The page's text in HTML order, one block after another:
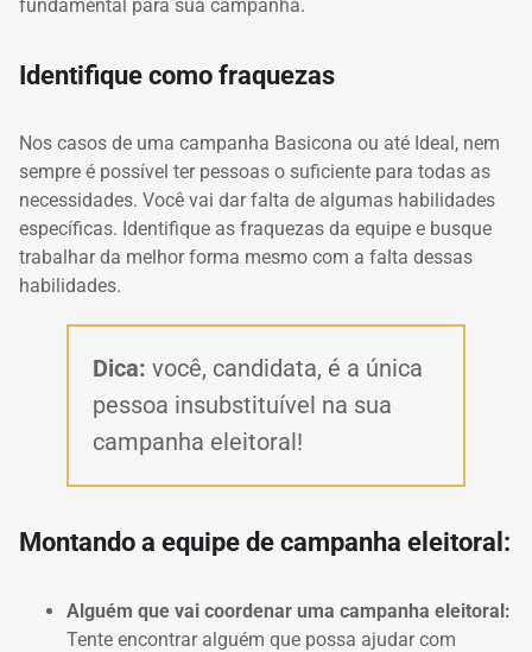
fundamental para sua campanha.
Identifique como fraquezas
Nos casos de uma campanha Basicona ou até Ideal, nem
sempre é possível ter pessoas o suficiente para todas as
necessidades. Você vai dar falta de algumas habilidades
específicas. Identifique as fraquezas da equipe e busque
trabalhar da melhor forma mesmo com a falta dessas
habilidades.
Dica: você, candidata, é a única
pessoa insubstituível na sua
campanha eleitoral!
Montando a equipe de campanha eleitoral:
Alguém que vai coordenar uma campanha eleitoral:
Tente encontrar alguém que possa ajudar com